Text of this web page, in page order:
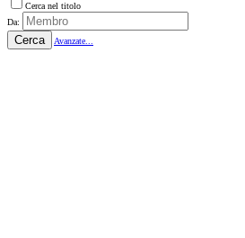
Cerca nel titolo
Da:
Cerca Avanzate...